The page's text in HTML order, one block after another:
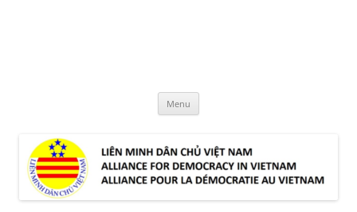
Menu